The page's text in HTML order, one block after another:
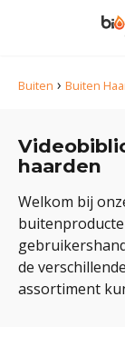
Buiten › Buiten
haarden
Welkom bij
de
assortiment